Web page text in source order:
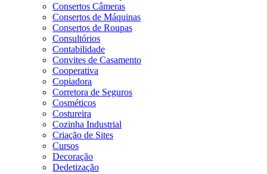
Consertos Câmeras
Consertos de Máquinas
Consertos de Roupas
Consultórios
Contabilidade
Convites de Casamento
Cooperativa
Copiadora
Corretora de Seguros
Cosméticos
Costureira
Cozinha Industrial
Criação de Sites
Cursos
Decoração
Dedetização